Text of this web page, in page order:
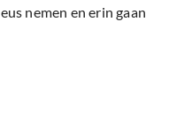
nemen en erin gaan